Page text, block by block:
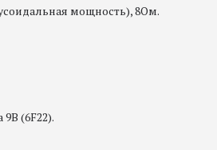
мощность), 8Ом.
(6F22).